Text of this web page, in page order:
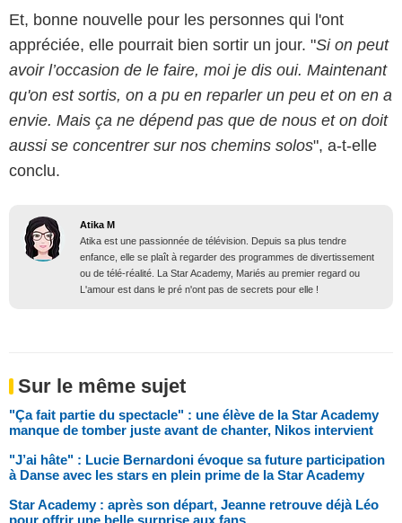
Et, bonne nouvelle pour les personnes qui l'ont
appréciée, elle pourrait bien sortir un jour. "Si on peut
avoir l’occasion de le faire, moi je dis oui. Maintenant
qu'on est sortis, on a pu en reparler un peu et on en a
envie. Mais ça ne dépend pas que de nous et on doit
aussi se concentrer sur nos chemins solos", a-t-elle
conclu.
Atika M
Atika est une passionnée de télévision. Depuis sa plus tendre
enfance, elle se plaît à regarder des programmes de divertissement
ou de télé-réalité. La Star Academy, Mariés au premier regard ou
L'amour est dans le pré n'ont pas de secrets pour elle !
Sur le même sujet
"Ça fait partie du spectacle" : une élève de la Star Academy
manque de tomber juste avant de chanter, Nikos intervient
"J’ai hâte" : Lucie Bernardoni évoque sa future participation
à Danse avec les stars en plein prime de la Star Academy
Star Academy : après son départ, Jeanne retrouve déjà Léo
pour offrir une belle surprise aux fans